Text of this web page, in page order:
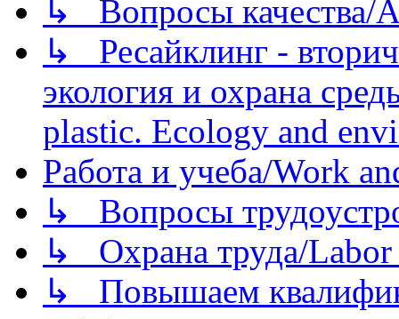
↳ Вопросы качества/
↳ Ресайклинг -
экология и охрана
plastic. Ecology and
Работа и учеба/Work
↳ Вопросы
↳ Охрана труда/Labor
↳ Повышаем